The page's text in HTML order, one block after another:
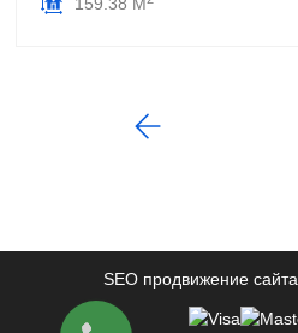
SEO продвижение сайта